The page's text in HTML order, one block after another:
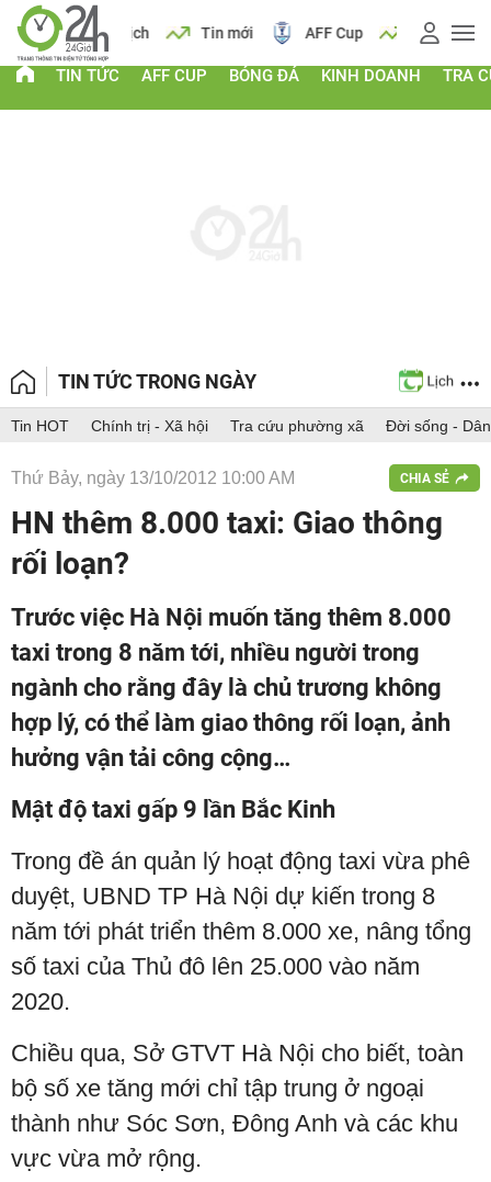
Lịch Tin mới AFF Cup Giá vàng
TIN TỨC AFF CUP BÓNG ĐÁ KINH DOANH TRA
TIN TỨC TRONG NGÀY
Tin HOT Chính trị - Xã hội Tra cứu phường xã Đời sống -
Thứ Bảy, ngày 13/10/2012 10:00 AM CHIA SẺ
HN thêm 8.000 taxi: Giao thông
rối loạn?
Trước việc Hà Nội muốn tăng thêm 8.000
taxi trong 8 năm tới, nhiều người trong
ngành cho rằng đây là chủ trương không
hợp lý, có thể làm giao thông rối loạn, ảnh
hưởng vận tải công cộng…
Mật độ taxi gấp 9 lần Bắc Kinh
Trong đề án quản lý hoạt động taxi vừa phê
duyệt, UBND TP Hà Nội dự kiến trong 8
năm tới phát triển thêm 8.000 xe, nâng tổng
số taxi của Thủ đô lên 25.000 vào năm
2020.
Chiều qua, Sở GTVT Hà Nội cho biết, toàn
bộ số xe tăng mới chỉ tập trung ở ngoại
thành như Sóc Sơn, Đông Anh và các khu
vực vừa mở rộng.